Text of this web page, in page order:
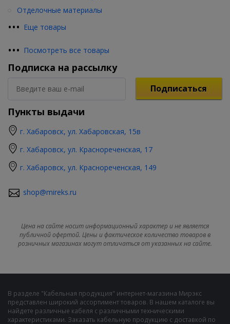
••• Еще товары
Отделочные материалы
••• Посмотреть все товары
Подписка на рассылку
Подписаться
Пункты выдачи
г. Хабаровск, ул. Хабаровская, 15в
г. Хабаровск, ул. Краснореченская, 17
г. Хабаровск, ул. Краснореченская, 149
shop@mireks.ru
Цена на сайте носит информационный характер и не является
публичной офертой. Цены и фактическое количество товаров в
розничных магазинах могут отличаться от указанных на сайте.
В разделе "Кабельная продукция" интернет-магазина Мирэкс
представлен широкий ассортимент товаров. В нашем каталоге вы
найдете различные кабеля с различными техническими
характеристиками. Заказать кабельную продукцию с доставкой по